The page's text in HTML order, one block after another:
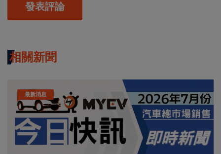
發表評論
相關新聞
最新消息